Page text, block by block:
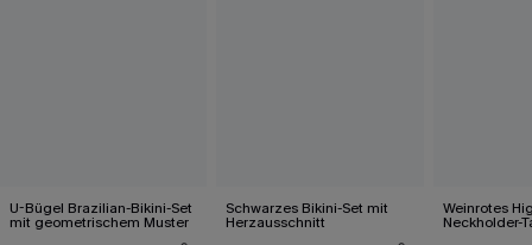
U-Bügel Brazilian-Bikini-Set
mit geometrischem Muster
Schwarzes Bikini-Set mit
Herzausschnitt
Weinrotes
Neckholder-